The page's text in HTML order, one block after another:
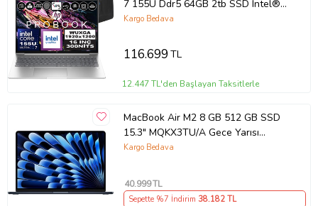
7 155U Ddr5 64GB 2tb SSD Intel®
Aı Boost 16" Wuxga IPS Freedos
Zetta Çanta
Kargo Bedava
116.699TL
12.447 TL'den Başlayan Taksitlerle
MacBook Air M2 8 GB 512 GB SSD
15.3" MQKX3TU/A Gece Yarısı
Outlet (Açıklamayı Okuyunuz)
Kargo Bedava
40.999TL
Sepette %7 İndirim 38.182TL